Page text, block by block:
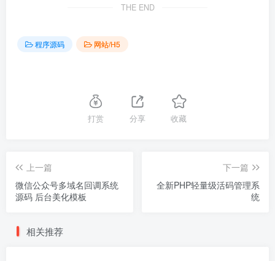
THE END
程序源码 网站/H5
打赏 分享 收藏
上一篇
微信公众号多域名回调系统
源码 后台美化模板
下一篇
全新PHP轻量级活码管理系
统
相关推荐